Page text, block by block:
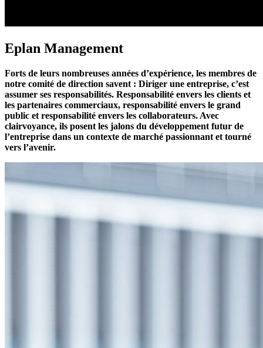
Eplan Management
Forts de leurs nombreuses années d’expérience, les membres de
notre comité de direction savent : Diriger une entreprise, c’est
assumer ses responsabilités. Responsabilité envers les clients et
les partenaires commerciaux, responsabilité envers le grand
public et responsabilité envers les collaborateurs. Avec
clairvoyance, ils posent les jalons du développement futur de
l’entreprise dans un contexte de marché passionnant et tourné
vers l’avenir.